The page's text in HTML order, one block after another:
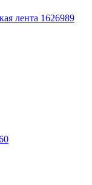
лента 1626989